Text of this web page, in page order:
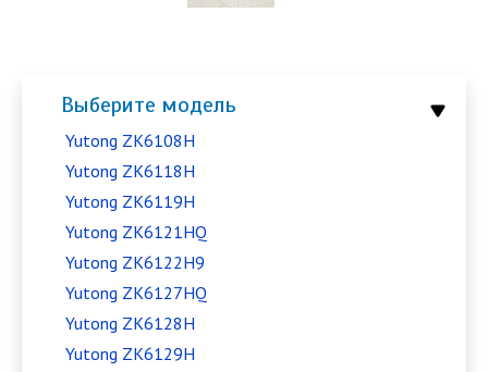
Выберите модель
Yutong ZK6108H
Yutong ZK6118H
Yutong ZK6119H
Yutong ZK6121HQ
Yutong ZK6122H9
Yutong ZK6127HQ
Yutong ZK6128H
Yutong ZK6129H